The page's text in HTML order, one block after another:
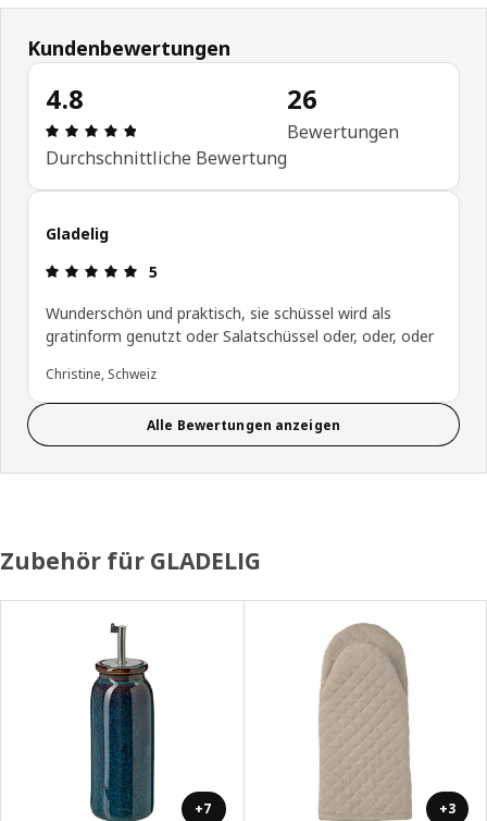
Kundenbewertungen
4.8
Bewertung: 4.8 von 5 Sterne Anzahl der
Durchschnittliche Bewertung
26
Bewertungen
Gladelig
Bewertung: 5 von 5 Sterne
5
Wunderschön und praktisch, sie schüssel wird als
gratinform genutzt oder Salatschüssel oder, oder, oder
Christine, Schweiz
Alle Bewertungen anzeigen
Zubehör für GLADELIG
+7 +3